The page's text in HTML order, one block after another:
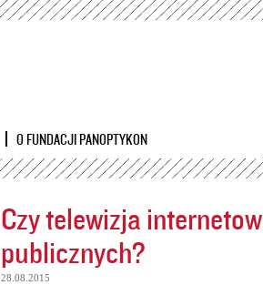
Przejdź
O FUNDACJI PANOPTYKON
Czy telewizja
publicznych?
28.08.2015